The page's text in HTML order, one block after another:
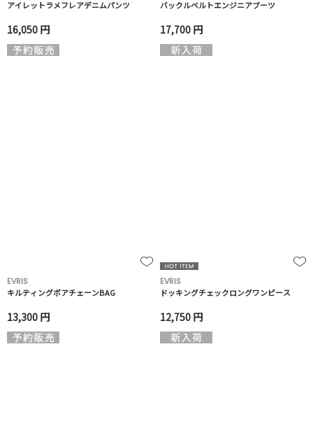
アイレットラメフレアデニムパンツ
16,050 円
バックルベルトエンジニアブーツ
17,700 円
EVRIS
キルティングボアチェーンBAG
13,300 円
EVRIS
ドッキングチェックロングワンピース
12,750 円